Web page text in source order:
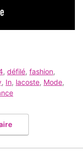
, défilé, fashion,
, In, lacoste, Mode,